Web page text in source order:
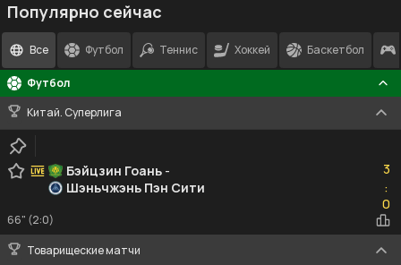
Популярно сейчас
Все Футбол Теннис Хоккей Баскетбол
Футбол
Китай. Суперлига
Бэйцзин Гоань -
Шэньчжэнь Пэн Сити
3
:0
0
66" (2:0)
Товарищеские матчи